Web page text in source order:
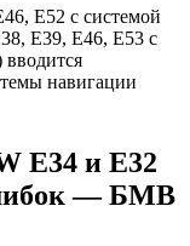
E52 с системой
E39, E46, E53 с
навигации
E34 и E32
— БМВ